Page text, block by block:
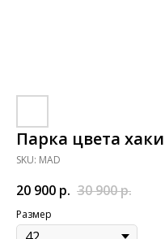
Парка цвета
SKU: MAD
20 900 р. 30 900р.
Размер